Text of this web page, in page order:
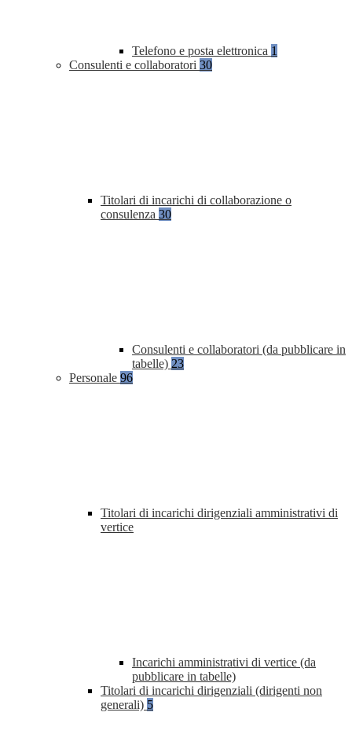
Telefono e posta elettronica 1
Consulenti e collaboratori 30
Titolari di incarichi di collaborazione o
consulenza 30
Consulenti e collaboratori (da pubblicare in
tabelle) 23
Personale 96
Titolari di incarichi dirigenziali amministrativi di
vertice
Incarichi amministrativi di vertice (da
pubblicare in tabelle)
Titolari di incarichi dirigenziali (dirigenti non
generali) 5